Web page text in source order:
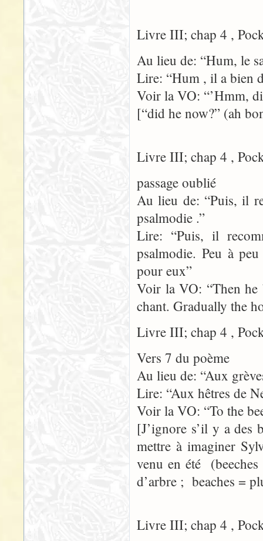
Livre III; chap 4 ,
Au lieu de: “Hum, le
Lire: “Hum , il a bien
Voir la VO: “’Hmm,
[“did he now?” (ah
Livre III; chap 4 ,
passage oublié
Au lieu de: “Puis, il
psalmodie .”
Lire: “Puis, il
psalmodie. Peu à
pour eux”
Voir la VO: “Then he
chant. Gradually the
Livre III; chap 4 ,
Vers 7 du poème
Au lieu de: “Aux
Lire: “Aux hêtres de
Voir la VO: “To the
[J’ignore s’il y a des
mettre à imaginer
venu en été
d’arbre ; beaches =
Livre III; chap 4 ,